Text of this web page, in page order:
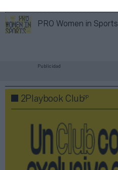
PRO Women in Sports
Publicidad
2Playbook Club2P